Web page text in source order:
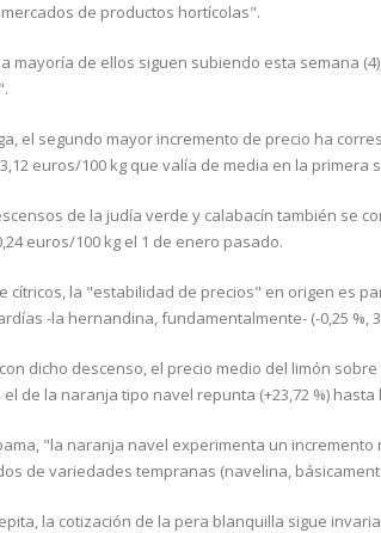
de productos hortícolas".
mayoría de ellos siguen subiendo esta semana
el segundo mayor incremento de precio ha
euros/100 kg que valía de media en la primera
de la judía verde y calabacín también se
euros/100 kg el 1 de enero pasado.
cítricos, la "estabilidad de precios" en origen es
-la hernandina, fundamentalmente- (-0,25 %,
dicho descenso, el precio medio del limón
de la naranja tipo navel repunta (+23,72 %)
"la naranja navel experimenta un
de variedades tempranas (navelina,
la cotización de la pera blanquilla sigue